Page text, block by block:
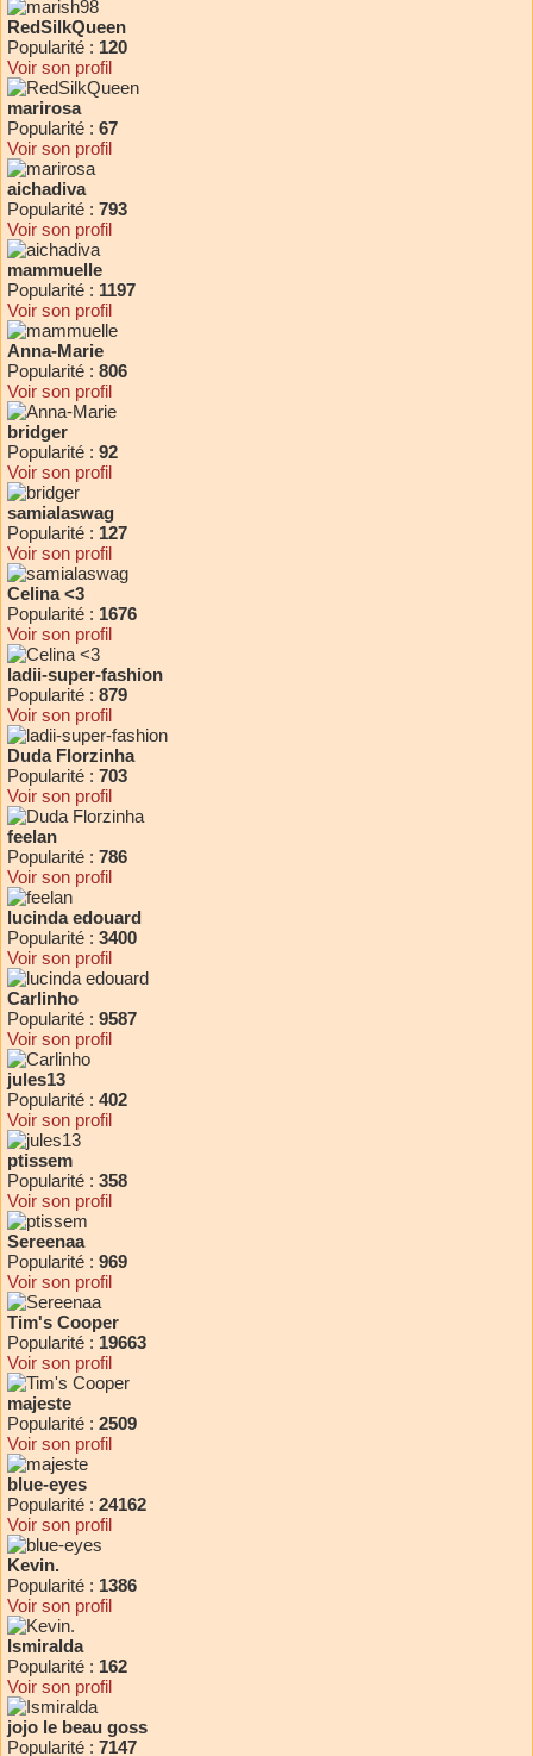
RedSilkQueen
Popularité : 120
Voir son profil
marirosa
Popularité : 67
Voir son profil
aichadiva
Popularité : 793
Voir son profil
mammuelle
Popularité : 1197
Voir son profil
Anna-Marie
Popularité : 806
Voir son profil
bridger
Popularité : 92
Voir son profil
samialaswag
Popularité : 127
Voir son profil
Celina <3
Popularité : 1676
Voir son profil
ladii-super-fashion
Popularité : 879
Voir son profil
Duda Florzinha
Popularité : 703
Voir son profil
feelan
Popularité : 786
Voir son profil
lucinda edouard
Popularité : 3400
Voir son profil
Carlinho
Popularité : 9587
Voir son profil
jules13
Popularité : 402
Voir son profil
ptissem
Popularité : 358
Voir son profil
Sereenaa
Popularité : 969
Voir son profil
Tim's Cooper
Popularité : 19663
Voir son profil
majeste
Popularité : 2509
Voir son profil
blue-eyes
Popularité : 24162
Voir son profil
Kevin.
Popularité : 1386
Voir son profil
Ismiralda
Popularité : 162
Voir son profil
jojo le beau goss
Popularité : 7147